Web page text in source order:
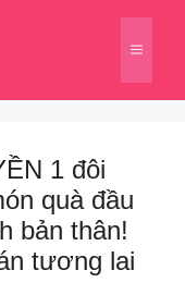
Menu
1 đôi
quà đầu
bản thân!
tương lai